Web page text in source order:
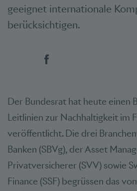
geeignet internationale
berücksichtigen.
Social Bookmarks
Der Bundesrat hat heute einen
Leitlinien zur Nachhaltigkeit im
veröffentlicht. Die drei
Banken (SBVg), der Asset
Privatversicherer (SVV) sowie
Finance (SSF) begrüssen das